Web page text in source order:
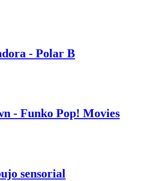
- Polar B
- Funko Pop! Movies
sensorial